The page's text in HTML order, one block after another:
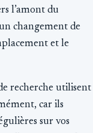
l’amont du
changement de
et le
recherche utilisent
car ils
sur vos